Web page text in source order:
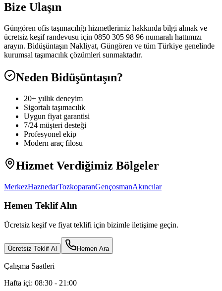
Bize Ulaşın
Güngören ofis taşımacılığı hizmetlerimiz hakkında bilgi almak ve
ücretsiz keşif randevusu için 0850 305 98 96 numaralı hattımızı
arayın. Bidüşüntaşın Nakliyat, Güngören ve tüm Türkiye genelinde
kurumsal taşımacılık çözümleri sunmaktadır.
Neden Bidüşüntaşın?
20+ yıllık deneyim
Sigortalı taşımacılık
Uygun fiyat garantisi
7/24 müşteri desteği
Profesyonel ekip
Modern araç filosu
Hizmet Verdiğimiz Bölgeler
MerkezHaznedarTozkoparanGençosmanAkıncılar
Hemen Teklif Alın
Ücretsiz keşif ve fiyat teklifi için bizimle iletişime geçin.
Ücretsiz Teklif Al Hemen Ara
Çalışma Saatleri
Hafta içi: 08:30 - 21:00